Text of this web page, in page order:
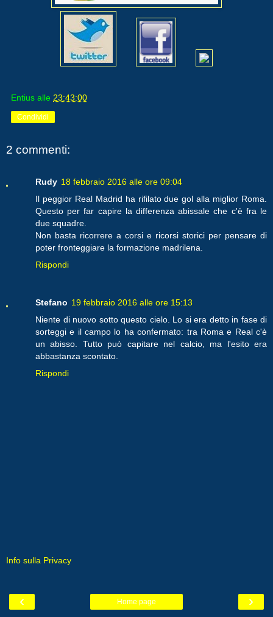
Entius alle 23:43:00
Condividi
2 commenti:
Rudy 18 febbraio 2016 alle ore 09:04
Il peggior Real Madrid ha rifilato due gol alla miglior Roma.
Questo per far capire la differenza abissale che c'è fra le
due squadre.
Non basta ricorrere a corsi e ricorsi storici per pensare di
poter fronteggiare la formazione madrilena.
Rispondi
Stefano 19 febbraio 2016 alle ore 15:13
Niente di nuovo sotto questo cielo. Lo si era detto in fase di
sorteggi e il campo lo ha confermato: tra Roma e Real c'è
un abisso. Tutto può capitare nel calcio, ma l'esito era
abbastanza scontato.
Rispondi
Info sulla Privacy
‹ ›
Home page